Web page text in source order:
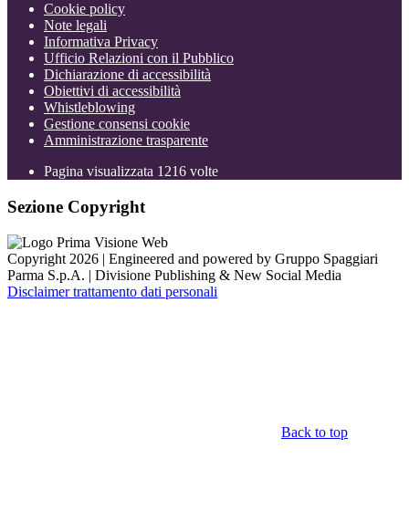
Cookie policy
Note legali
Informativa Privacy
Ufficio Relazioni con il Pubblico
Dichiarazione di accessibilità
Obiettivi di accessibilità
Whistleblowing
Gestione consensi cookie
Amministrazione trasparente
Pagina visualizzata 1216 volte
Sezione Copyright
Copyright 2026 | Engineered and powered by Gruppo Spaggiari
Parma S.p.A. | Divisione Publishing & New Social Media
Disclaimer trattamento dati personali
Back to top